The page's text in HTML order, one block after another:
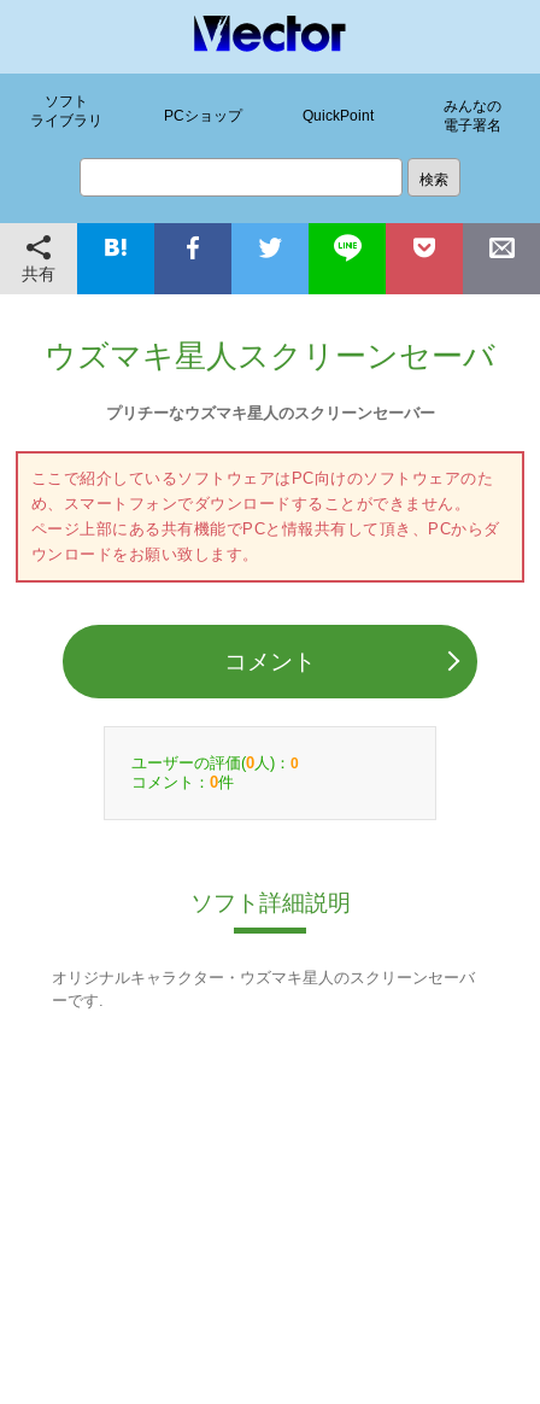
ソフト
ライブラリ
PCショップ QuickPoint
みんなの
電子署名
共有
ウズマキ星人スクリーンセーバ
プリチーなウズマキ星人のスクリーンセーバー
ここで紹介しているソフトウェアはPC向けのソフトウェアのた
め、スマートフォンでダウンロードすることができません。
ページ上部にある共有機能でPCと情報共有して頂き、PCからダ
ウンロードをお願い致します。
コメント
ユーザーの評価(0 人)： 0
コメント： 0件
ソフト詳細説明
オリジナルキャラクター・ウズマキ星人のスクリーンセーバ
ーです.